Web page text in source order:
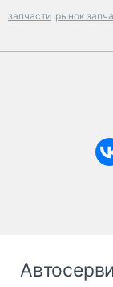
запчасти рынок